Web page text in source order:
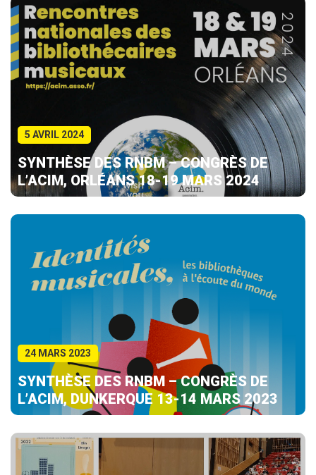
5 AVRIL 2024
SYNTHÈSE DES RNBM – CONGRÈS DE
L’ACIM, ORLÉANS 18-19 MARS 2024
24 MARS 2023
SYNTHÈSE DES RNBM – CONGRÈS DE
L’ACIM, DUNKERQUE 13-14 MARS 2023